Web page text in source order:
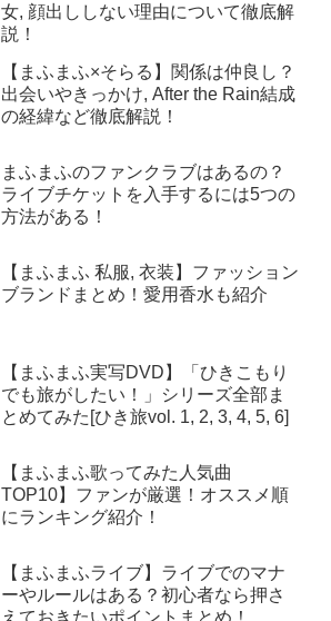
女, 顔出ししない理由について徹底解
説！
【まふまふ×そらる】関係は仲良し？
出会いやきっかけ, After the Rain結成
の経緯など徹底解説！
まふまふのファンクラブはあるの？
ライブチケットを入手するには5つの
方法がある！
【まふまふ 私服, 衣装】ファッション
ブランドまとめ！愛用香水も紹介
【まふまふ実写DVD】「ひきこもり
でも旅がしたい！」シリーズ全部ま
とめてみた[ひき旅vol. 1, 2, 3, 4, 5, 6]
【まふまふ歌ってみた人気曲
TOP10】ファンが厳選！オススメ順
にランキング紹介！
【まふまふライブ】ライブでのマナ
ーやルールはある？初心者なら押さ
えておきたいポイントまとめ！